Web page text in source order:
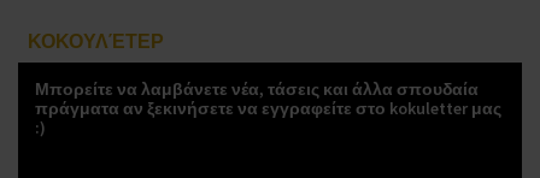
ΚΟΚΟΥΛΈΤΕΡ
Μπορείτε να λαμβάνετε νέα, τάσεις και άλλα σπουδαία
πράγματα αν ξεκινήσετε να εγγραφείτε στο kokuletter μας
:)